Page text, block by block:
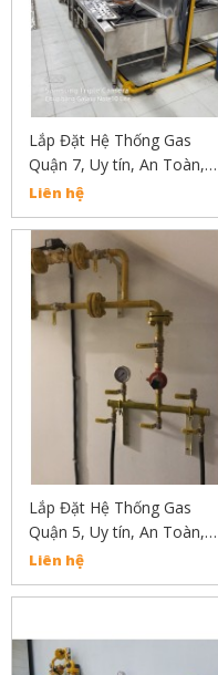
Lắp Đặt Hệ Thống Gas
Quận 7, Uy tín, An Toàn,
Chất Lượng Liên Hệ:
02838304030
Liên hệ
Lắp Đặt Hệ Thống Gas
Quận 5, Uy tín, An Toàn,
Chất Lượng 02838304030
Liên hệ